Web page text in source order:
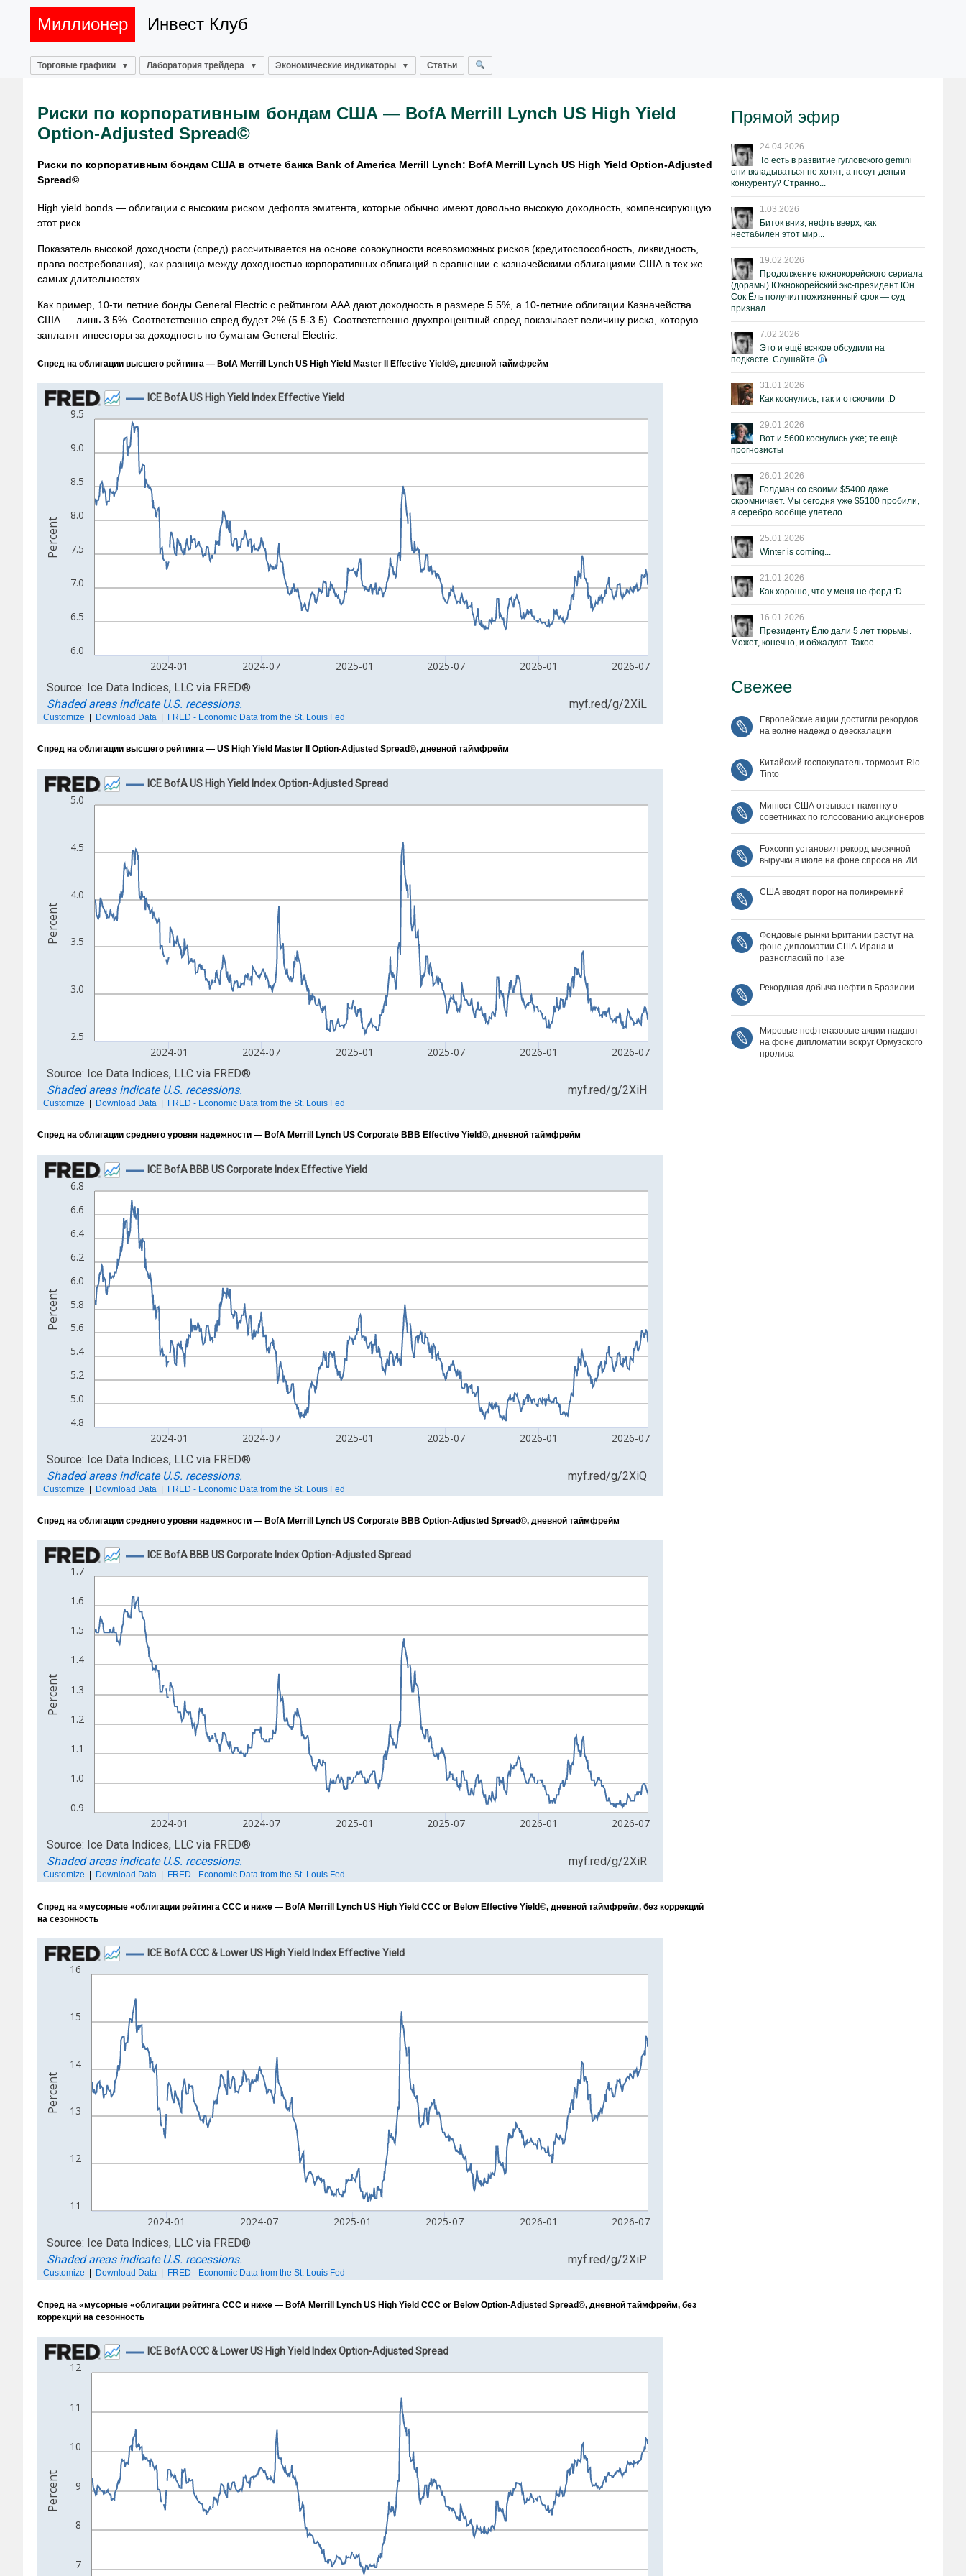
Миллионер Инвест Клуб
Торговые графики Лаборатория трейдера Экономические индикаторы Статьи
Риски по корпоративным бондам США — BofA Merrill Lynch US High Yield
Option-Adjusted Spread©
Риски по корпоративным бондам США в отчете банка Bank of America Merrill Lynch: BofA Merrill Lynch US High Yield Option-Adjusted
Spread©
High yield bonds — облигации с высоким риском дефолта эмитента, которые обычно имеют довольно высокую доходность, компенсирующую
этот риск.
Показатель высокой доходности (спред) рассчитывается на основе совокупности всевозможных рисков (кредитоспособность, ликвидность,
права востребования), как разница между доходностью корпоративных облигаций в сравнении с казначейскими облигациями США в тех же
самых длительностях.
Как пример, 10-ти летние бонды General Electric с рейтингом ААА дают доходность в размере 5.5%, а 10-летние облигации Казначейства
США — лишь 3.5%. Соответственно спред будет 2% (5.5-3.5). Соответственно двухпроцентный спред показывает величину риска, которую
заплатят инвесторы за доходность по бумагам General Electric.
Спред на облигации высшего рейтинга — BofA Merrill Lynch US High Yield Master II Effective Yield©, дневной таймфрейм
Спред на облигации высшего рейтинга — US High Yield Master II Option-Adjusted Spread©, дневной таймфрейм
Спред на облигации среднего уровня надежности — BofA Merrill Lynch US Corporate BBB Effective Yield©, дневной таймфрейм
Спред на облигации среднего уровня надежности — BofA Merrill Lynch US Corporate BBB Option-Adjusted Spread©, дневной таймфрейм
Спред на «мусорные «облигации рейтинга CCC и ниже — BofA Merrill Lynch US High Yield CCC or Below Effective Yield©, дневной таймфрейм, без коррекций
на сезонность
Спред на «мусорные «облигации рейтинга CCC и ниже — BofA Merrill Lynch US High Yield CCC or Below Option-Adjusted Spread©, дневной таймфрейм, без
коррекций на сезонность
Прямой эфир
24.04.2026
То есть в развитие гугловского gemini
они вкладываться не хотят, а несут деньги
конкуренту? Странно...
1.03.2026
Биток вниз, нефть вверх, как
нестабилен этот мир...
19.02.2026
Продолжение южнокорейского сериала
(дорамы) Южнокорейский экс-президент Юн
Сок Ёль получил пожизненный срок — суд
признал...
7.02.2026
Это и ещё всякое обсудили на
подкасте. Слушайте
31.01.2026
Как коснулись, так и отскочили :D
29.01.2026
Вот и 5600 коснулись уже; те ещё
прогнозисты
26.01.2026
Голдман со своими $5400 даже
скромничает. Мы сегодня уже $5100 пробили,
а серебро вообще улетело...
25.01.2026
Winter is coming...
21.01.2026
Как хорошо, что у меня не форд :D
16.01.2026
Президенту Ёлю дали 5 лет тюрьмы.
Может, конечно, и обжалуют. Такое.
Свежее
Европейские акции достигли рекордов
на волне надежд о деэскалации
Китайский госпокупатель тормозит Rio
Tinto
Минюст США отзывает памятку о
советниках по голосованию акционеров
Foxconn установил рекорд месячной
выручки в июле на фоне спроса на ИИ
США вводят порог на поликремний
Фондовые рынки Британии растут на
фоне дипломатии США‑Ирана и
разногласий по Газе
Рекордная добыча нефти в Бразилии
Мировые нефтегазовые акции падают
на фоне дипломатии вокруг Ормузского
пролива